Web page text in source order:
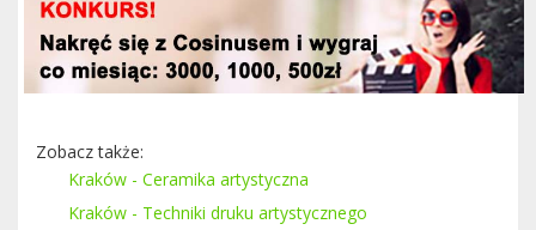
Zobacz także:
Kraków - Ceramika artystyczna
Kraków - Techniki druku artystycznego